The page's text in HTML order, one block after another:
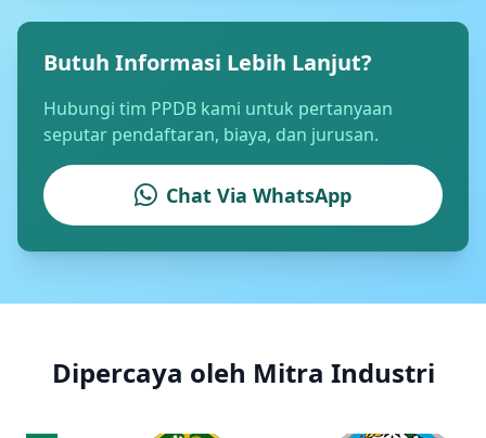
Butuh Informasi Lebih Lanjut?
Hubungi tim PPDB kami untuk pertanyaan
seputar pendaftaran, biaya, dan jurusan.
Chat Via WhatsApp
Dipercaya oleh Mitra Industri